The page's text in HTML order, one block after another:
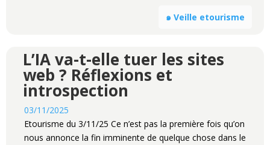
๑ Veille etourisme
L’IA va-t-elle tuer les sites
web ? Réflexions et
introspection
03/11/2025
Etourisme du 3/11/25 Ce n’est pas la première fois qu’on
nous annonce la fin imminente de quelque chose dans le